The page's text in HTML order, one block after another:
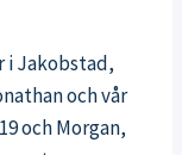
i Jakobstad,
och vår
och Morgan,